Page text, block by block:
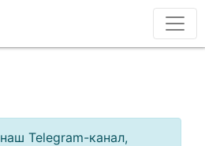
Telegram-канал,